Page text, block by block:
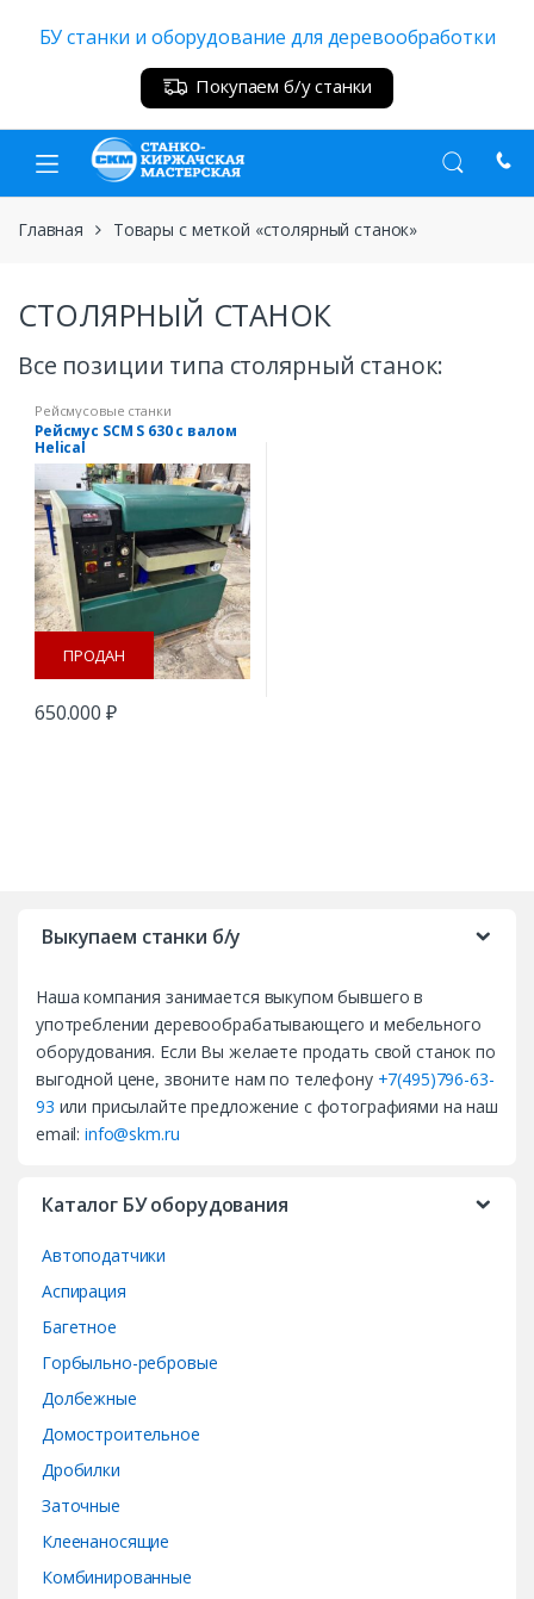
БУ станки и оборудование для деревообработки
Покупаем б/у станки
Главная Товары с меткой «столярный станок»
СТОЛЯРНЫЙ СТАНОК
Все позиции типа столярный станок:
Рейсмусовые станки
Рейсмус SCM S 630 с валом
Helical
ПРОДАН
650.000 ₽
Выкупаем станки б/у
Наша компания занимается выкупом бывшего в
употреблении деревообрабатывающего и мебельного
оборудования. Если Вы желаете продать свой станок по
выгодной цене, звоните нам по телефону +7(495)796-63-
93 или присылайте предложение с фотографиями на наш
email:info@skm.ru
Каталог БУ оборудования
Автоподатчики
Аспирация
Багетное
Горбыльно-ребровые
Долбежные
Домостроительное
Дробилки
Заточные
Клеенаносящие
Комбинированные